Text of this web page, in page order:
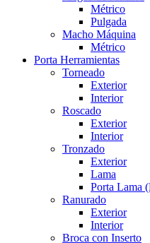
Métrico
Pulgada
Macho Máquina
Métrico
Porta Herramientas
Torneado
Exterior
Interior
Roscado
Exterior
Interior
Tronzado
Exterior
Lama
Porta Lama
Ranurado
Exterior
Interior
Broca con Inserto